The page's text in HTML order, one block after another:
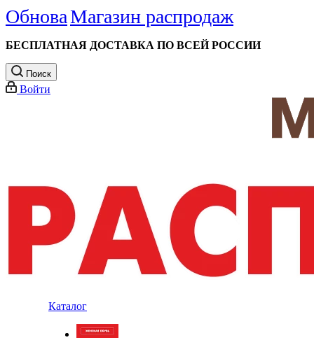
ОбноваМагазин распродаж
БЕСПЛАТНАЯ ДОСТАВКА ПО ВСЕЙ РОССИИ
Поиск
Войти
Каталог